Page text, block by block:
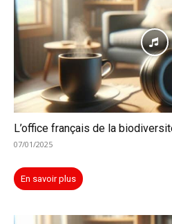
L’office français de la
07/01/2025
En savoir plus